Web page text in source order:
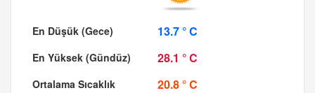
13.7 ° C
28.1 ° C
20.8 ° C